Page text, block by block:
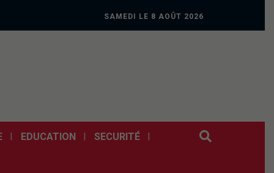
SAMEDI LE 8 AOÛT 2026
EDUCATION SECURITÉ